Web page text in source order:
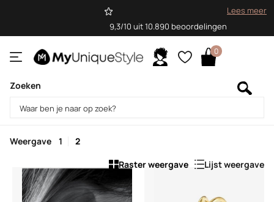
9,3/10 uit 10.890 beoordelingen
Lees meer
Zoeken
0
Homepage
Ear cuffs
Weergave 1
2
Raster weergave
Lijst weergave